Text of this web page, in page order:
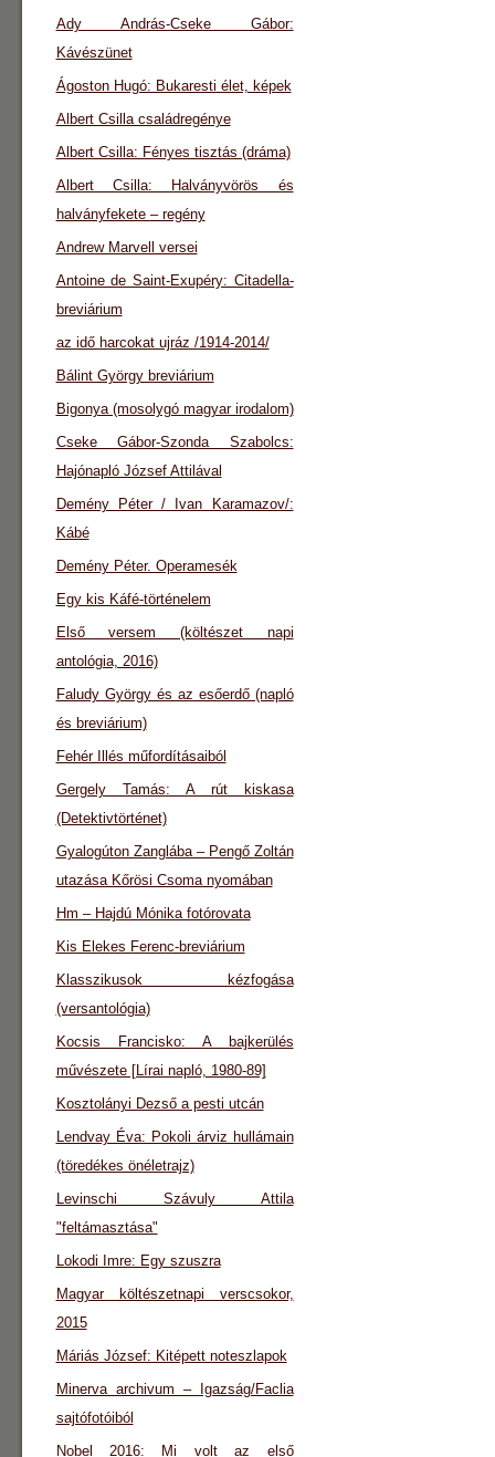
Ady András-Cseke Gábor:
Kávészünet
Ágoston Hugó: Bukaresti élet, képek
Albert Csilla családregénye
Albert Csilla: Fényes tisztás (dráma)
Albert Csilla: Halványvörös és
halványfekete – regény
Andrew Marvell versei
Antoine de Saint-Exupéry: Citadella-
breviárium
az idő harcokat ujráz /1914-2014/
Bálint György breviárium
Bigonya (mosolygó magyar irodalom)
Cseke Gábor-Szonda Szabolcs:
Hajónapló József Attilával
Demény Péter / Ivan Karamazov/:
Kábé
Demény Péter. Operamesék
Egy kis Káfé-történelem
Első versem (költészet napi
antológia, 2016)
Faludy György és az esőerdő (napló
és breviárium)
Fehér Illés műfordításaiból
Gergely Tamás: A rút kiskasa
(Detektivtörténet)
Gyalogúton Zanglába – Pengő Zoltán
utazása Kőrösi Csoma nyomában
Hm – Hajdú Mónika fotórovata
Kis Elekes Ferenc-breviárium
Klasszikusok kézfogása
(versantológia)
Kocsis Francisko: A bajkerülés
művészete [Lírai napló, 1980-89]
Kosztolányi Dezső a pesti utcán
Lendvay Éva: Pokoli árviz hullámain
(töredékes önéletrajz)
Levinschi Szávuly Attila
"feltámasztása"
Lokodi Imre: Egy szuszra
Magyar költészetnapi verscsokor,
2015
Máriás József: Kitépett noteszlapok
Minerva archivum – Igazság/Faclia
sajtófotóiból
Nobel 2016: Mi volt az első